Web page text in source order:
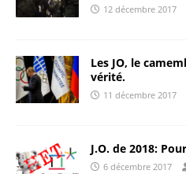
12 décembre 2017
Les JO, le
vérité.
11 décembre 2017
J.O. de 2018:
6 décembre 2017